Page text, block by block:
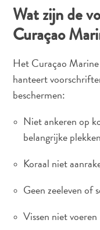
Wat zijn de
Curaçao
Het Curaçao
hanteert
beschermen:
Niet ankeren op
belangrijke
Koraal niet
Geen zeeleven of
Vissen niet voeren